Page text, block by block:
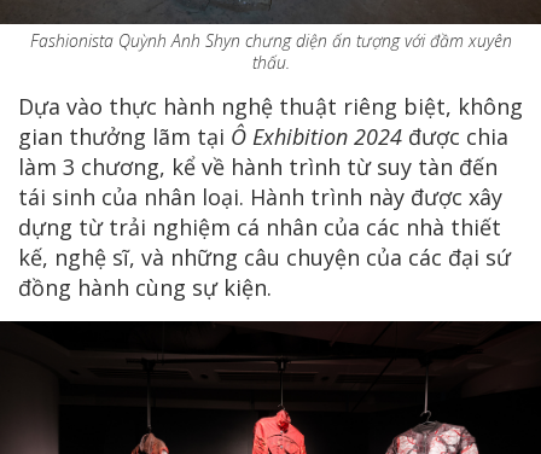
Fashionista Quỳnh Anh Shyn chưng diện ấn tượng với đầm xuyên
thấu.
Dựa vào thực hành nghệ thuật riêng biệt, không
gian thưởng lãm tại Ô Exhibition 2024 được chia
làm 3 chương, kể về hành trình từ suy tàn đến
tái sinh của nhân loại. Hành trình này được xây
dựng từ trải nghiệm cá nhân của các nhà thiết
kế, nghệ sĩ, và những câu chuyện của các đại sứ
đồng hành cùng sự kiện.